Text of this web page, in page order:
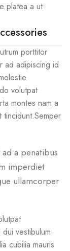
platea a ut
porttitor
ad adipiscing id
volutpat
montes nam a
tincidunt.Semper
a penatibus
imperdiet
ullamcorper
vestibulum
cubilia mauris